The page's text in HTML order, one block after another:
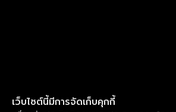
เว็บไซต์นี้มีการจัดเก็บคุกกี้